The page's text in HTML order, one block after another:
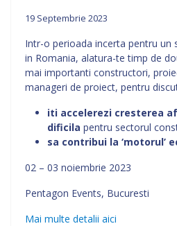
19 Septembrie 2023
Intr-o perioada incerta pentru
in Romania, alatura-te timp de
mai importanti constructori,
manageri de proiect, pentru
iti accelerezi cresterea
dificila pentru sectorul
sa contribui la ‘motorul’
02 – 03 noiembrie 2023
Pentagon Events, Bucuresti
Mai multe detalii aici